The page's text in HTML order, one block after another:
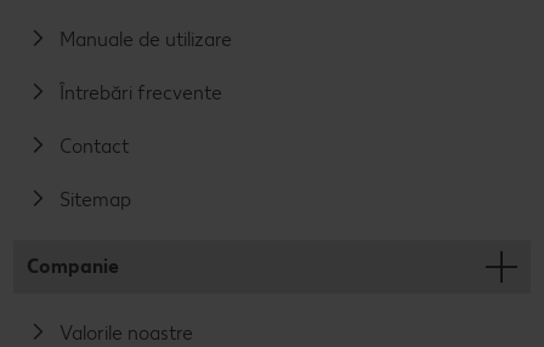
Manuale de utilizare
Întrebări frecvente
Contact
Sitemap
Companie
Valorile noastre